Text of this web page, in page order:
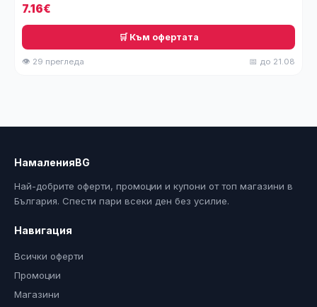
7.16€
🛒 Към офертата
👁 29 прегледа 📅 до 21.08
НамаленияBG
Най-добрите оферти, промоции и купони от топ магазини в
България. Спести пари всеки ден без усилие.
Навигация
Всички оферти
Промоции
Магазини